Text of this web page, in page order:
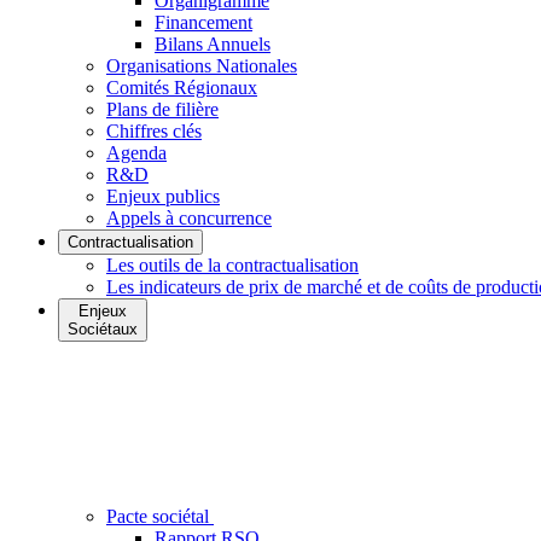
Financement
Bilans Annuels
Organisations Nationales
Comités Régionaux
Plans de filière
Chiffres clés
Agenda
R&D
Enjeux publics
Appels à concurrence
Contractualisation
Les outils de la contractualisation
Les indicateurs de prix de marché et de coûts de
Enjeux
Sociétaux
Pacte sociétal